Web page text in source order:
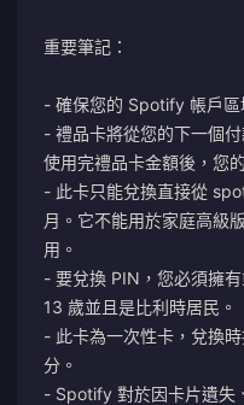
重要筆記：
- 確保您的 Spotify 帳戶區
- 禮品卡將從您的下一個
使用完禮品卡金額後，您
- 此卡只能兌換直接從
月。它不能用於家庭高級
用。
- 要兌換 PIN，您必須擁
13 歲並且是比利時居民。
- 此卡為一次性卡，兌換
分。
- Spotify 對於因卡片遺失